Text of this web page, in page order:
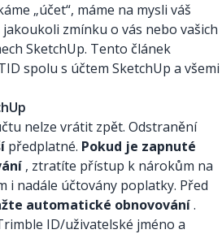
„účet“, máme na mysli váš
zmínku o vás nebo vašich
SketchUp. Tento článek
spolu s účtem SketchUp a všemi
nelze vrátit zpět. Odstranění
předplatné. Pokud je zapnuté
, ztratíte přístup k nárokům na
i nadále účtovány poplatky. Před
automatické obnovování.
ID/uživatelské jméno a